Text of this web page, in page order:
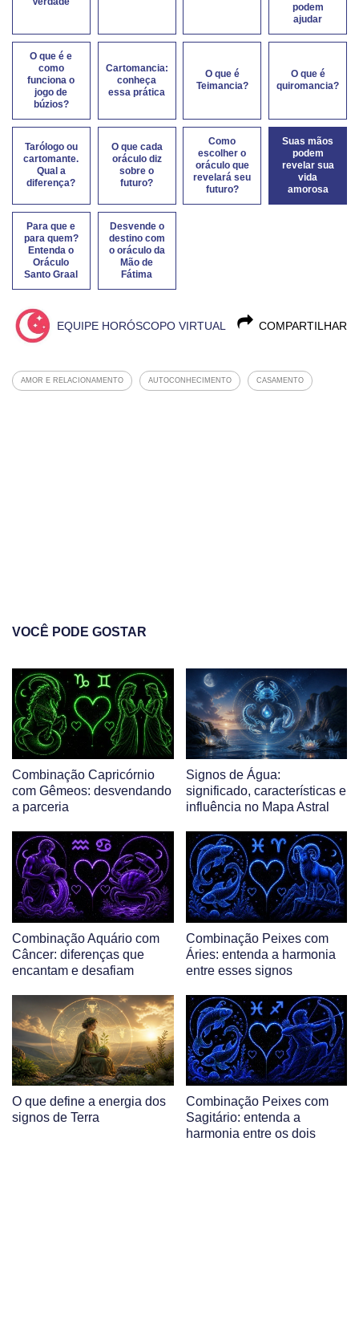
podem
ajudar
O que é e
como
funciona o
jogo de
búzios?
Cartomancia:
conheça
essa prática
O que é
Teimancia?
O que é
quiromancia?
Tarólogo ou
cartomante.
Qual a
diferença?
O que cada
oráculo diz
sobre o
futuro?
Como
escolher o
oráculo que
revelará seu
futuro?
Suas mãos
podem
revelar sua
vida
amorosa
Para que e
para quem?
Entenda o
Oráculo
Santo Graal
Desvende o
destino com
o oráculo da
Mão de
Fátima
COMPARTILHAR
EQUIPE HORÓSCOPO VIRTUAL
AMOR E RELACIONAMENTO AUTOCONHECIMENTO CASAMENTO
VOCÊ PODE GOSTAR
Combinação Capricórnio
com Gêmeos: desvendando
a parceria
Signos de Água:
significado, características e
influência no Mapa Astral
Combinação Aquário com
Câncer: diferenças que
encantam e desafiam
Combinação Peixes com
Áries: entenda a harmonia
entre esses signos
O que define a energia dos
signos de Terra
Combinação Peixes com
Sagitário: entenda a
harmonia entre os dois